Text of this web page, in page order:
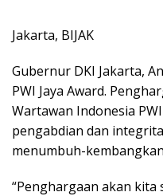
Jakarta, BIJAK
Gubernur DKI Jakarta,
PWI Jaya Award.
Wartawan Indonesia
pengabdian dan
menumbuh-
“Penghargaan akan